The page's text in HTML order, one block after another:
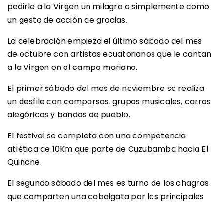
pedirle a la Virgen un milagro o simplemente como
un gesto de acción de gracias.
La celebración empieza el último sábado del mes
de octubre con artistas ecuatorianos que le cantan
a la Virgen en el campo mariano.
El primer sábado del mes de noviembre se realiza
un desfile con comparsas, grupos musicales, carros
alegóricos y bandas de pueblo.
El festival se completa con una competencia
atlética de 10Km que parte de Cuzubamba hacia El
Quinche.
El segundo sábado del mes es turno de los chagras
que comparten una cabalgata por las principales